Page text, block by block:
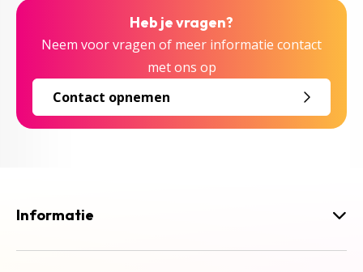
Heb je vragen?
Neem voor vragen of meer informatie contact
met ons op
Contact opnemen
Informatie